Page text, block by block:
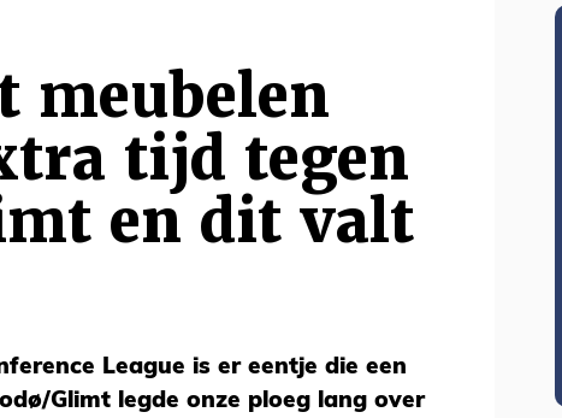
meubelen
tijd tegen
en dit valt
League is er eentje die een
Glimt legde onze ploeg lang over